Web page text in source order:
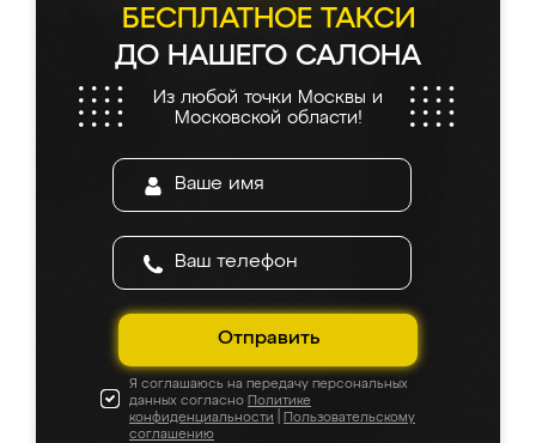
БЕСПЛАТНОЕ ТАКСИ
ДО НАШЕГО САЛОНА
Из любой точки Москвы и
Московской области!
Отправить
Я соглашаюсь на передачу персональных
данных согласно Политике
конфиденциальности
Пользовательскому
соглашению